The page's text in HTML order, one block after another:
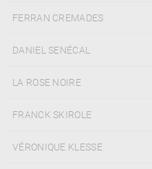
FERRAN CREMADES
DANIEL SENÉCAL
LA ROSE NOIRE
FRANCK SKIROLE
VÉRONIQUE KLESSE